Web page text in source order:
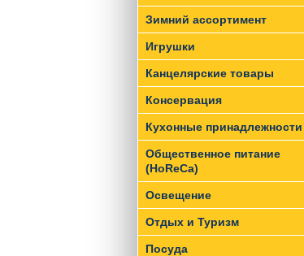
Зимний ассортимент
Игрушки
Канцелярские товары
Консервация
Кухонные принадлежности
Общественное питание
(HoReCa)
Освещение
Отдых и Туризм
Посуда